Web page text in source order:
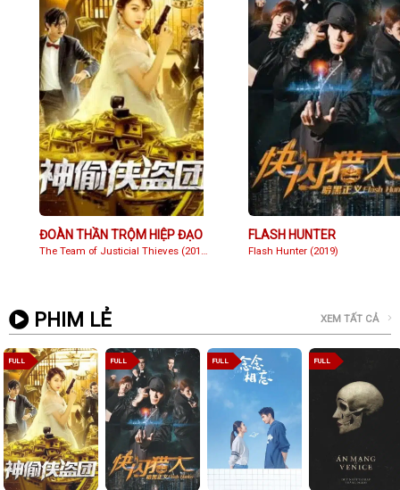
ĐOÀN THẦN TRỘM HIỆP ĐẠO
The Team of Justicial Thieves (2019)
FLASH HUNTER
Flash Hunter (2019)
PHIM LẺ XEM TẤT CẢ
FULL FULL FULL FULL